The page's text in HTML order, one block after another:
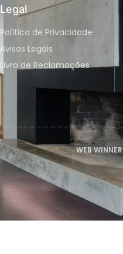
Legal
Política de Privacidade
Avisos Legais
Livro de Reclamações
WEB